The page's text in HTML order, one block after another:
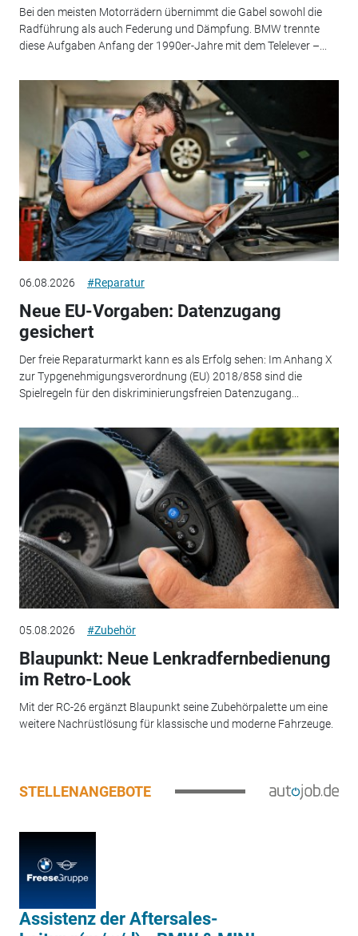
Bei den meisten Motorrädern übernimmt die Gabel sowohl die
Radführung als auch Federung und Dämpfung. BMW trennte
diese Aufgaben Anfang der 1990er-Jahre mit dem Telelever –...
06.08.2026 #Reparatur
Neue EU-Vorgaben: Datenzugang
gesichert
Der freie Reparaturmarkt kann es als Erfolg sehen: Im Anhang X
zur Typgenehmigungsverordnung (EU) 2018/858 sind die
Spielregeln für den diskriminierungsfreien Datenzugang...
05.08.2026 #Zubehör
Blaupunkt: Neue Lenkradfernbedienung
im Retro-Look
Mit der RC-26 ergänzt Blaupunkt seine Zubehörpalette um eine
weitere Nachrüstlösung für klassische und moderne Fahrzeuge.
STELLENANGEBOTE
Assistenz der Aftersales-